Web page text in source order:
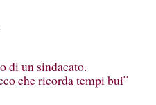
di un sindacato.
che ricorda tempi bui”